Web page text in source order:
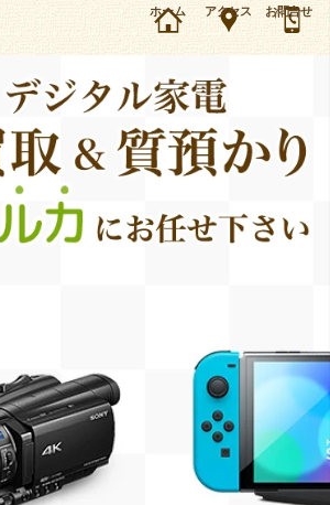
液晶テレビ ブラビア KDL-24W600 2014年製を1万5000円で
家電の買取＆質預かり・質入れは大阪・豊中の質屋マルカにお
価格です）
ホーム アクセス お問合せ